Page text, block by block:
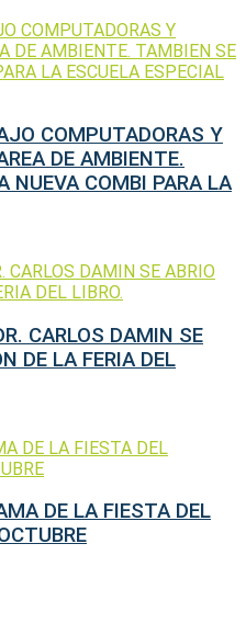
COMPUTADORAS Y
DE AMBIENTE.
NUEVA COMBI PARA LA
CARLOS DAMIN SE
DE LA FERIA DEL
DE LA FIESTA DEL